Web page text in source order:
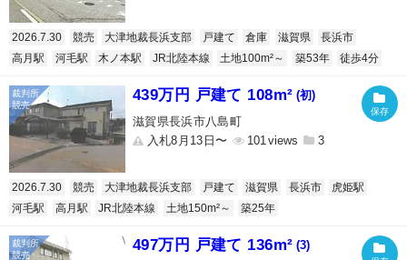
2026.7.30 競売 大津地裁長浜支部 戸建て 倉庫 滋賀県
長浜市
高月駅
河毛駅 木ノ本駅 JR北陸本線 土地100m²～ 築53年 徒歩4分
439万円 戸建て 108m² (初)
滋賀県長浜市八島町
入札8月13日〜
101 3
2026.7.30 競売 大津地裁長浜支部 戸建て 滋賀県 長浜市
虎姫駅
河毛駅
高月駅 JR北陸本線 土地150m²～ 築25年
497万円 戸建て 136m² (3)